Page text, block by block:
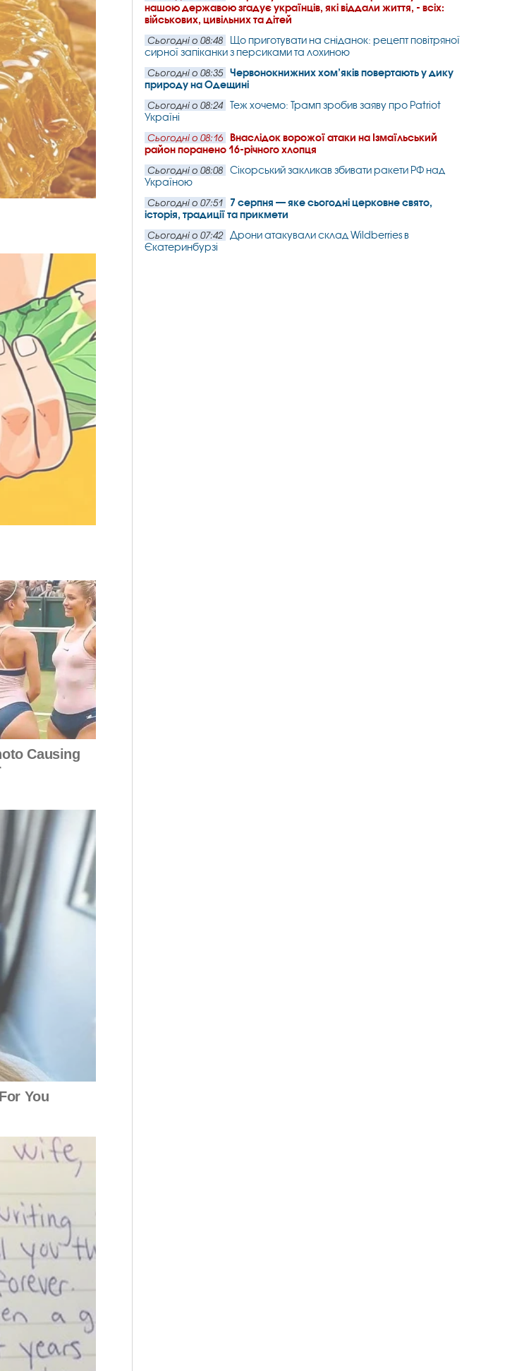
нашою державою згадує українців, які віддали життя, - всіх:
військових, цивільних та дітей
Сьогодні о 08:48
Що приготувати на сніданок: рецепт повітряної
сирної запіканки з персиками та лохиною
Сьогодні о 08:35
Червонокнижних хом’яків повертають у дику
природу на Одещині
Сьогодні о 08:24
Теж хочемо: Трамп зробив заяву про Patriot
Україні
Сьогодні о 08:16
Внаслідок ворожої атаки на Ізмаїльський
район поранено 16-річного хлопця
Сьогодні о 08:08
Сікорський закликав збивати ракети РФ над
Україною
Сьогодні о 07:51
7 серпня — яке сьогодні церковне свято,
історія, традиції та прикмети
Сьогодні о 07:42
Дрони атакували склад Wildberries в
Єкатеринбурзі